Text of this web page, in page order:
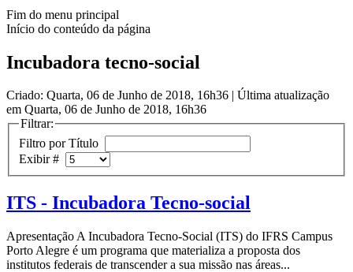
Fim do menu principal
Início do conteúdo da página
Incubadora tecno-social
Criado: Quarta, 06 de Junho de 2018, 16h36 | Última atualização
em Quarta, 06 de Junho de 2018, 16h36
Filtrar:
Filtro por Título
Exibir #
ITS - Incubadora Tecno-social
Apresentação A Incubadora Tecno-Social (ITS) do IFRS Campus
Porto Alegre é um programa que materializa a proposta dos
institutos federais de transcender a sua missão nas áreas...